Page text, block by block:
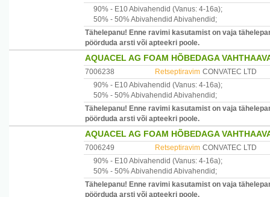
90% - E10Abivahendid (Vanus: 4-16a);
50% - 50% Abivahendid Abivahendid ;
Tähelepanu! Enne ravimi kasutamist on vaja
pöörduda arsti või apteekri poole.
AQUACEL AG FOAM HÕBEDAGA
7006238 Retseptiravim CONVATEC LTD
90% - E10Abivahendid (Vanus: 4-16a);
50% - 50% Abivahendid Abivahendid ;
Tähelepanu! Enne ravimi kasutamist on vaja
pöörduda arsti või apteekri poole.
AQUACEL AG FOAM HÕBEDAGA
7006249 Retseptiravim CONVATEC LTD
90% - E10Abivahendid (Vanus: 4-16a);
50% - 50% Abivahendid Abivahendid ;
Tähelepanu! Enne ravimi kasutamist on vaja
pöörduda arsti või apteekri poole.